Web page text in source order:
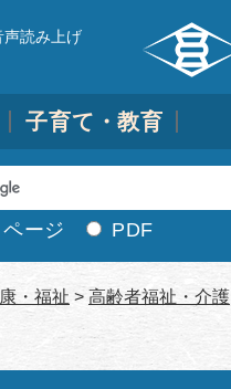
声読み上げ
子育て・教育
ページ PDF
・福祉 > 高齢者福祉・介護